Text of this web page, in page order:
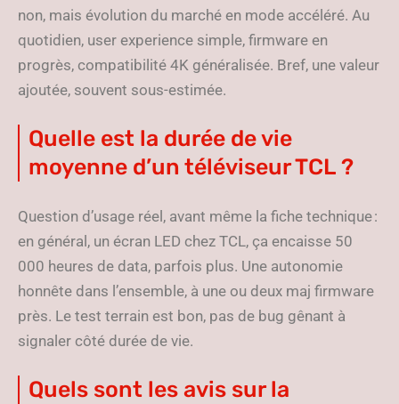
non, mais évolution du marché en mode accéléré. Au
quotidien, user experience simple, firmware en
progrès, compatibilité 4K généralisée. Bref, une valeur
ajoutée, souvent sous-estimée.
Quelle est la durée de vie
moyenne d’un téléviseur TCL ?
Question d’usage réel, avant même la fiche technique :
en général, un écran LED chez TCL, ça encaisse 50
000 heures de data, parfois plus. Une autonomie
honnête dans l’ensemble, à une ou deux maj firmware
près. Le test terrain est bon, pas de bug gênant à
signaler côté durée de vie.
Quels sont les avis sur la